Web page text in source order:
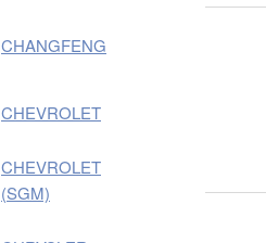
CHANGFENG
CHEVROLET
CHEVROLET
(SGM)